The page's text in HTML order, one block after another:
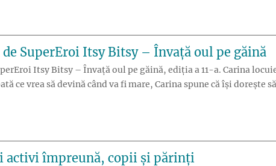
SuperEroi Itsy Bitsy – Învață oul pe găină
Itsy Bitsy – Învață oul pe găină, ediția a 11-a. Carina
vrea să devină când va fi mare, Carina spune că își dorește
activi împreună, copii și părinți